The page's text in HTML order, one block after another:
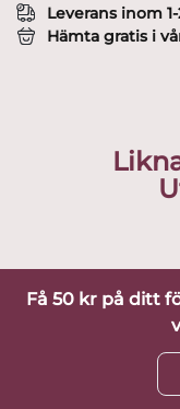
Leverans inom
Hämta gratis i
Få 50 kr på ditt